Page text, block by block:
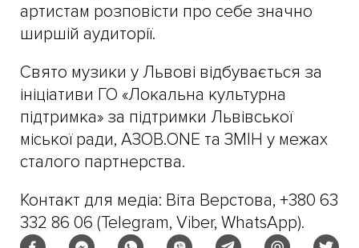
артистам розповісти про себе значно
ширшій аудиторії.
Свято музики у Львові відбувається за
ініціативи ГО «Локальна культурна
підтримка» за підтримки Львівської
міської ради, АЗОВ.ONE та ЗМІН у межах
сталого партнерства.
Контакт для медіа: Віта Верстова, +380 63
332 86 06 (Telegram, Viber, WhatsApp).